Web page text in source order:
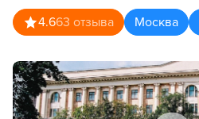
4.663 отзыва Москва